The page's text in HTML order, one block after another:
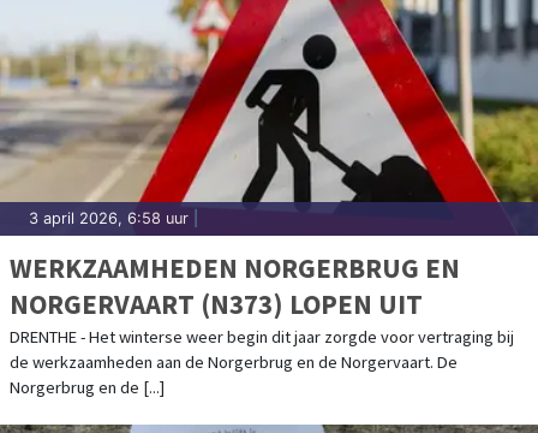
3 april 2026, 6:58 uur
WERKZAAMHEDEN NORGERBRUG EN
NORGERVAART (N373) LOPEN UIT
DRENTHE - Het winterse weer begin dit jaar zorgde voor vertraging bij
de werkzaamheden aan de Norgerbrug en de Norgervaart. De
Norgerbrug en de [...]